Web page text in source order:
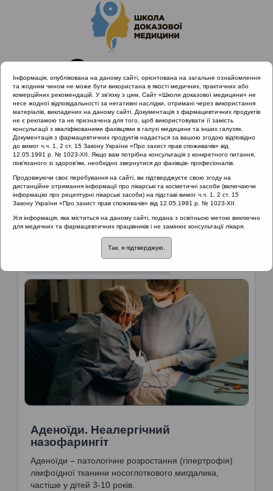
Головна
Матеріали за МКХ-11
12 Хвороби органів дихання
Матеріали за МКХ-11::12 Хвороби органів
дихання
Рубрика:
12 Хвороби органів дихання
Аденоїди. Неалергічний
назофарингіт
Аденоїди – патологічне розростання (гіпертрофія)
лімфоїдної тканини носоглоткового мигдалика,
частіше у дітей 3-10 років.
Інформація, опублікована на даному сайті, орієнтована на загальне ознайомлення
та жодним чином не може бути використана в якості медичних, практичних або
комерційних рекомендацій. У зв’язку з цим, Сайт «Школи доказової медицини» не
несе жодної відповідальності за негативні наслідки, отримані через використання
матеріалів, викладених на даному сайті. Документація з фармацевтичних продуктів
не є рекламою та не призначена для того, щоб використовувати її замість
консультації з кваліфікованими фахівцями в галузі медицини та інших галузях.
Документація з фармацевтичних продуктів надається за вашою згодою відповідно
до вимог ч.ч. 1, 2 ст. 15 Закону України «Про захист прав споживачів» від
12.05.1991 р. № 1023-XII. Якщо вам потрібна консультація з конкретного питання,
пов’язаного зі здоров’ям, необхідно звернутися до фахівців- професіоналів.
Продовжуючи своє перебування на сайті, ви підтверджуєте свою згоду на
дистанційне отримання інформації про лікарські та косметичні засоби (включаючи
інформацію про рецептурні лікарські засоби) на підставі вимог ч.ч. 1, 2 ст. 15
Закону України «Про захист прав споживачів» від 12.05.1991 р. № 1023-XII.
Уся інформація, яка міститься на даному сайті, подана з освітньою метою виключно
для медичних та фармацевтичних працівників і не замінює консультації лікаря.
Так, я підтверджую.